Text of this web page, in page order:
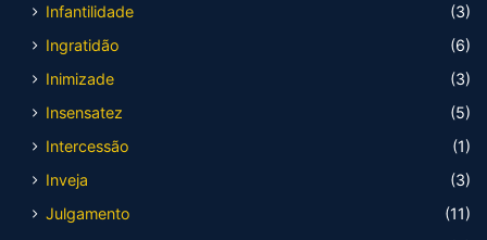
Infantilidade
(3)
Ingratidão
(6)
Inimizade
(3)
Insensatez
(5)
Intercessão
(1)
Inveja
(3)
Julgamento
(11)